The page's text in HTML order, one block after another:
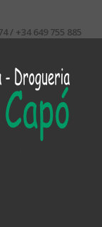
/ +34 649 755 885